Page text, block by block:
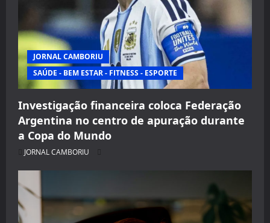
JORNAL CAMBORIU
SAÚDE - BEM ESTAR - FITNESS - ESPORTE
Investigação financeira coloca Federação
Argentina no centro de apuração durante
a Copa do Mundo
JORNAL CAMBORIU